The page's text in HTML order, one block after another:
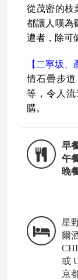
從茂密的枝
都讓人嘆為
遭者，除可
【二寧坂、
情石疊步
等，令人
購。
早
午
晚
星
爾
或
京